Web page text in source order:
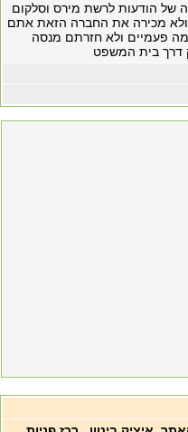
של הודעות לרשת מירס וסלקום
ולא מכירה את החברה הזאת אתם
פעמיים ולא חזרתם מנסה
דרך בית המשפט